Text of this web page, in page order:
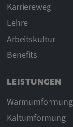
Karriereweg
Lehre
Arbeitskultur
Benefits
LEISTUNGEN
Warmumformung
Kaltumformung